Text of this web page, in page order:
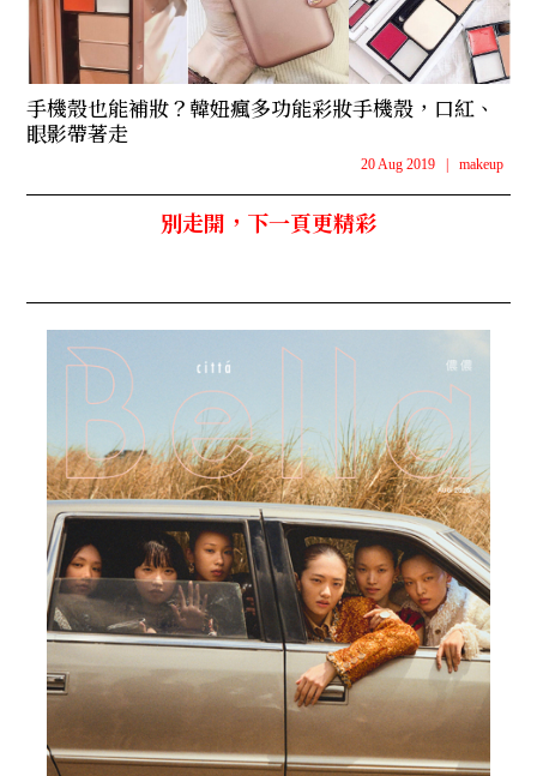
手機殼也能補妝？韓妞瘋多功能彩妝手機殼，口紅、
眼影帶著走
20 Aug 2019 makeup
別走開，下一頁更精彩